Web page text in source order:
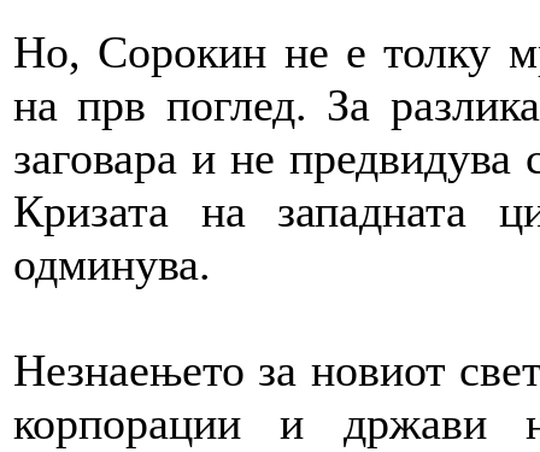
Но, Сорокин не е толку
на прв поглед. За
заговара и не предвидува
Кризата на западната
одминува.
Незнаењето за новиот
корпорации и држави